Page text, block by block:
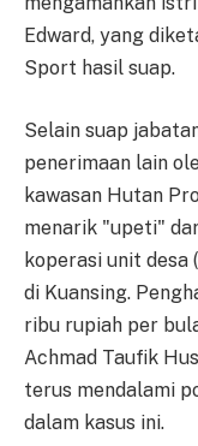
Edward, yang
Sport hasil suap.
Selain suap
penerimaan lain
kawasan Hutan
menarik "upeti"
koperasi unit desa
di Kuansing.
ribu rupiah per
Achmad Taufik
terus mendalami
dalam kasus ini.